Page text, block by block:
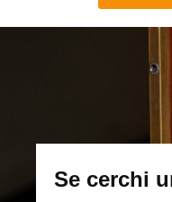
Se cerchi